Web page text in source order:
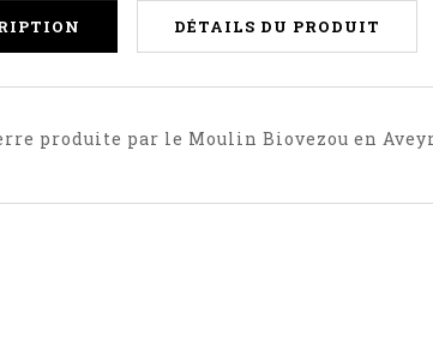
DÉTAILS DU PRODUIT
produite par le Moulin Biovezou en